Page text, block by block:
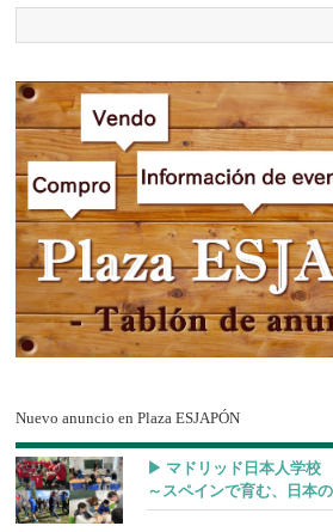
Nuevo anuncio en Plaza ESJAPÓN
▶︎ マドリッド日本人学校
～スペインで育む、日本